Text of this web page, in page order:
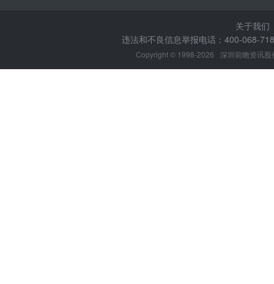
关于我们
违法和不良信息举报电话：400-068-
Copyright © 1998-2026 深圳前瞻资讯股